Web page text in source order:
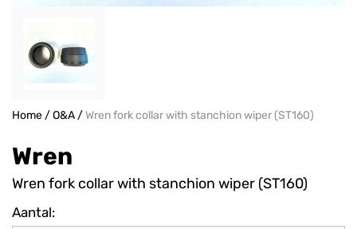
Home/O&A/Wren fork collar with stanchion wiper (ST160)
Wren
Wren fork collar with stanchion wiper (ST160)
Aantal: